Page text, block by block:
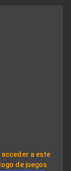
a este
de juegos